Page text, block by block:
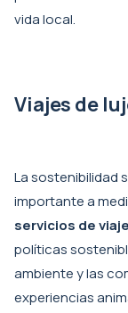
vida local.
Viajes de
La sostenibilidad
importante a
servicios de
políticas
ambiente y las
experiencias